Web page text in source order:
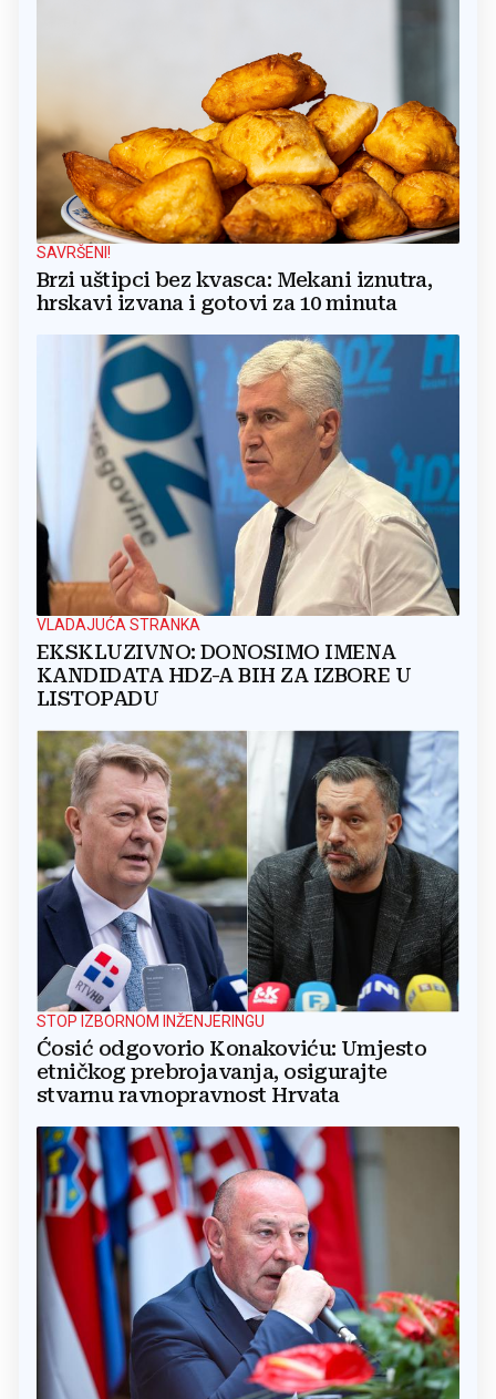
SAVRŠENI!
Brzi uštipci bez kvasca: Mekani iznutra,
hrskavi izvana i gotovi za 10 minuta
VLADAJUĆA STRANKA
EKSKLUZIVNO: DONOSIMO IMENA
KANDIDATA HDZ-A BIH ZA IZBORE U
LISTOPADU
STOP IZBORNOM INŽENJERINGU
Ćosić odgovorio Konakoviću: Umjesto
etničkog prebrojavanja, osigurajte
stvarnu ravnopravnost Hrvata